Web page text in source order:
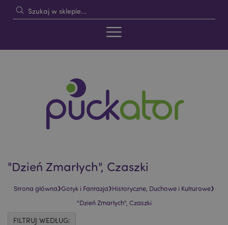
"Dzień Zmarłych", Czaszki
Strona główna›Gotyk i Fantazja›Historyczne, Duchowe i Kulturowe›
"Dzień Zmarłych", Czaszki
FILTRUJ WEDŁUG: